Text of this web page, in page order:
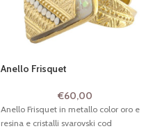
Anello Frisquet
€60,00
Anello Frisquet in metallo color oro e
resina e cristalli svarovski cod